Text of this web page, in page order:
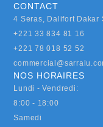
CONTACT
4 Seras, Dalifort Dakar
+221 33 834 81 16
+221 78 018 52 52
NOS HORAIRES
Lundi - Vendredi:
8:00 - 18:00
Samedi